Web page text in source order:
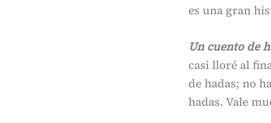
es una gran
Un cuento de
casi lloré al
de hadas; no
hadas. Vale